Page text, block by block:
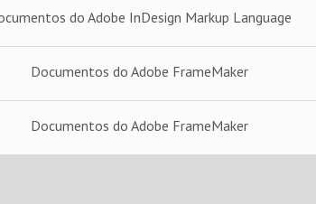
do Adobe InDesign Markup Language
Documentos do Adobe FrameMaker
Documentos do Adobe FrameMaker